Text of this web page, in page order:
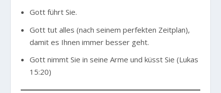
Gott führt Sie.
Gott tut alles (nach seinem perfekten Zeitplan),
damit es Ihnen immer besser geht.
Gott nimmt Sie in seine Arme und küsst Sie (Lukas
15:20)